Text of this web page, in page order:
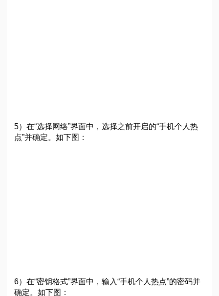
5）在“选择网络”界面中，选择之前开启的“手机个人热
点”并确定。如下图：
6）在“密钥格式”界面中，输入“手机个人热点”的密码并
确定。如下图：